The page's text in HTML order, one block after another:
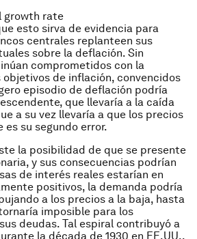
esto sirva de evidencia para
centrales replanteen sus
sobre la deflación. Sin
comprometidos con la
objetivos de inflación, convencidos
episodio de deflación podría
que llevaría a la caída
a su vez llevaría a que los precios
es su segundo error.
la posibilidad de que se presente
y sus consecuencias podrían
de interés reales estarían en
positivos, la demanda podría
a los precios a la baja, hasta
imposible para los
deudas. Tal espiral contribuyó a
la década de 1930 en EE.UU.,